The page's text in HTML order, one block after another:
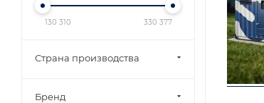
130 310 330 377
Страна производства
Бренд